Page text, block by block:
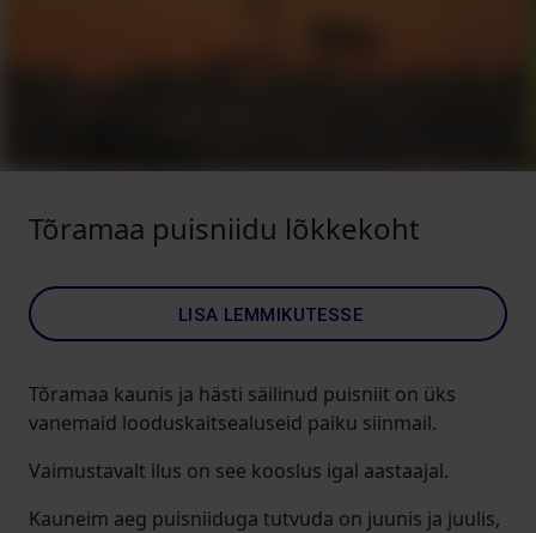
Tõramaa puisniidu lõkkekoht
LISA LEMMIKUTESSE
Tõramaa kaunis ja hästi säilinud puisniit on üks
vanemaid looduskaitsealuseid paiku siinmail.
Vaimustavalt ilus on see kooslus igal aastaajal.
Kauneim aeg puisniiduga tutvuda on juunis ja juulis,